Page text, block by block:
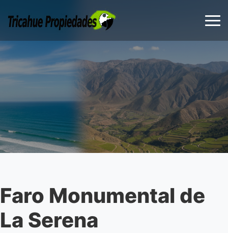
Faro Monumental de
La Serena